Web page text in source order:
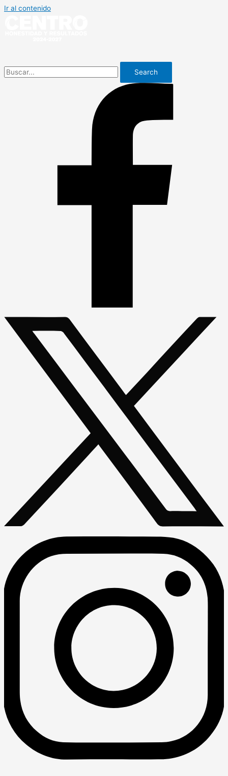
Ir al contenido
Search